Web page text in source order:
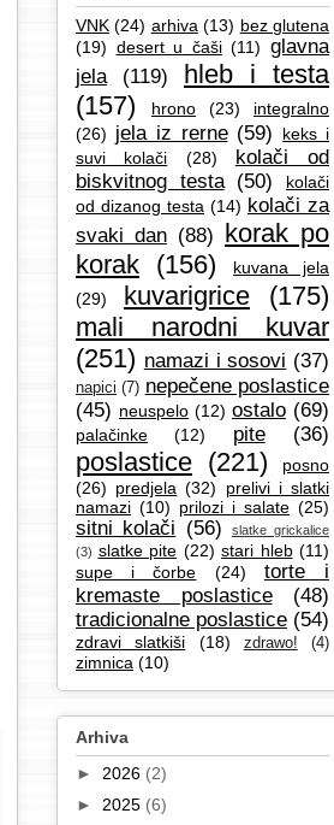
VNK (24) arhiva (13) bez glutena
(19) desert u čaši (11) glavna
jela
(119)
hleb i testa
(157)
hrono (23)
integralno
(26) jela iz rerne (59)
keks i
suvi kolači
(28)
kolači od
biskvitnog testa (50)
kolači
od dizanog testa (14) kolači za
svaki dan (88) korak po
korak (156)
kuvana jela
(29)
kuvarigrice
(175)
mali narodni kuvar
(251) namazi i sosovi (37)
napici (7) nepečene poslastice
(45) neuspelo (12) ostalo (69)
palačinke (12) pite (36)
poslastice (221)
posno
(26) predjela (32)
prelivi i slatki
namazi (10) prilozi i salate (25)
sitni kolači (56)
slatke grickalice
(3) slatke pite (22) stari hleb (11)
supe i čorbe
(24)
torte i
kremaste poslastice
(48)
tradicionalne poslastice (54)
zdravi slatkiši (18) zdrawo! (4)
zimnica (10)
Arhiva
► 2026 (2)
► 2025 (6)